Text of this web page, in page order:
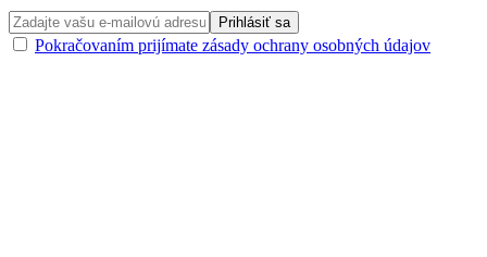
Pokračovaním prijímate zásady ochrany osobných údajov